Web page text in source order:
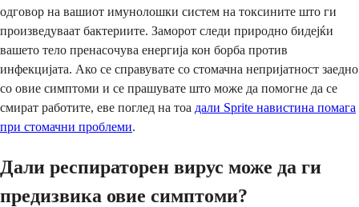
одговор на вашиот имунолошки систем на токсините што ги
произведуваат бактериите. Заморот следи природно бидејќи
вашето тело пренасочува енергија кон борба против
инфекцијата. Ако се справувате со стомачна непријатност заедно
со овие симптоми и се прашувате што може да помогне да се
смират работите, еве поглед на тоа дали Sprite навистина помага
при стомачни проблеми.
Дали респираторен вирус може да ги
предизвика овие симптоми?